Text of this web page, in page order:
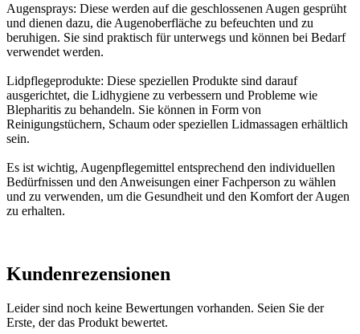
Augensprays: Diese werden auf die geschlossenen Augen gesprüht
und dienen dazu, die Augenoberfläche zu befeuchten und zu
beruhigen. Sie sind praktisch für unterwegs und können bei Bedarf
verwendet werden.
Lidpflegeprodukte: Diese speziellen Produkte sind darauf
ausgerichtet, die Lidhygiene zu verbessern und Probleme wie
Blepharitis zu behandeln. Sie können in Form von
Reinigungstüchern, Schaum oder speziellen Lidmassagen erhältlich
sein.
Es ist wichtig, Augenpflegemittel entsprechend den individuellen
Bedürfnissen und den Anweisungen einer Fachperson zu wählen
und zu verwenden, um die Gesundheit und den Komfort der Augen
zu erhalten.
Kundenrezensionen
Leider sind noch keine Bewertungen vorhanden. Seien Sie der
Erste, der das Produkt bewertet.